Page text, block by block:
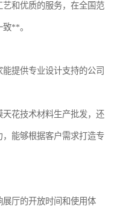
和优质的服务，在全国范
**。
提供专业设计支持的公司
花技术材料生产批发，还
能够根据客户需求打造专
厅的开放时间和使用体